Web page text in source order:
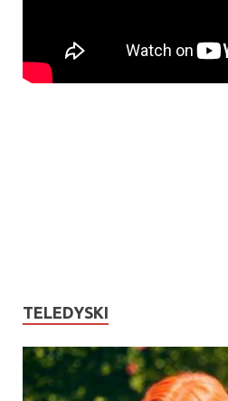
TELEDYSKI